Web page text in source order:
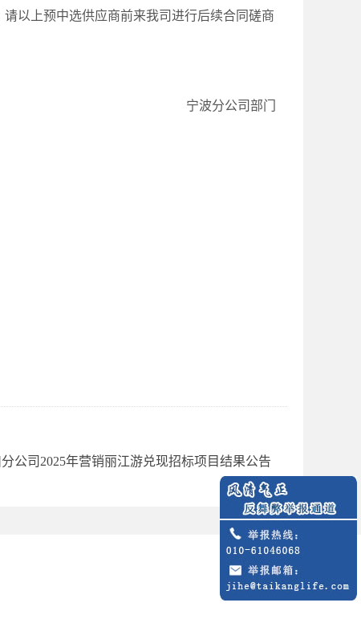
请以上预中选供应商前来我司进行后续合同磋商
宁波分公司部门
公司2025年营销丽江游兑现招标项目结果公告